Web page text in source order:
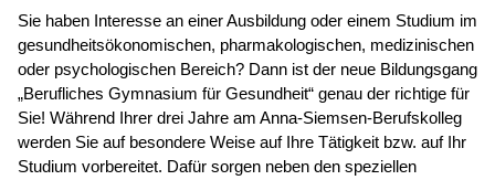
Sie haben Interesse an einer Ausbildung oder einem Studium im
gesundheitsökonomischen, pharmakologischen, medizinischen
oder psychologischen Bereich? Dann ist der neue Bildungsgang
„Berufliches Gymnasium für Gesundheit“ genau der richtige für
Sie! Während Ihrer drei Jahre am Anna-Siemsen-Berufskolleg
werden Sie auf besondere Weise auf Ihre Tätigkeit bzw. auf Ihr
Studium vorbereitet. Dafür sorgen neben den speziellen